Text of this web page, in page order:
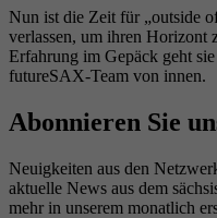
Nun ist die Zeit für „outside
verlassen, um ihren Horizont
Erfahrung im Gepäck geht
futureSAX-Team von innen.
Abonnieren Sie
Neuigkeiten aus den
aktuelle News aus dem
mehr in unserem monatlich